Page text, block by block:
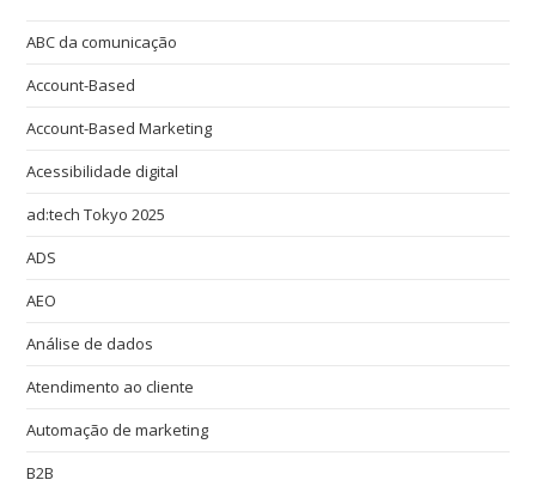
ABC da comunicação
Account-Based
Account-Based Marketing
Acessibilidade digital
ad:tech Tokyo 2025
ADS
AEO
Análise de dados
Atendimento ao cliente
Automação de marketing
B2B